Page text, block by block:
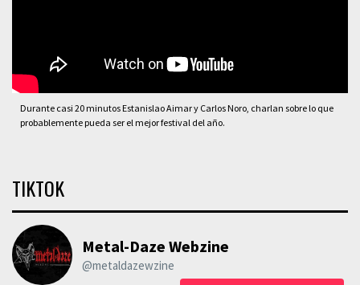
Durante casi 20 minutos Estanislao Aimar y Carlos Noro, charlan sobre lo que
probablemente pueda ser el mejor festival del año.
TIKTOK
Metal-Daze Webzine
@metaldazewzine